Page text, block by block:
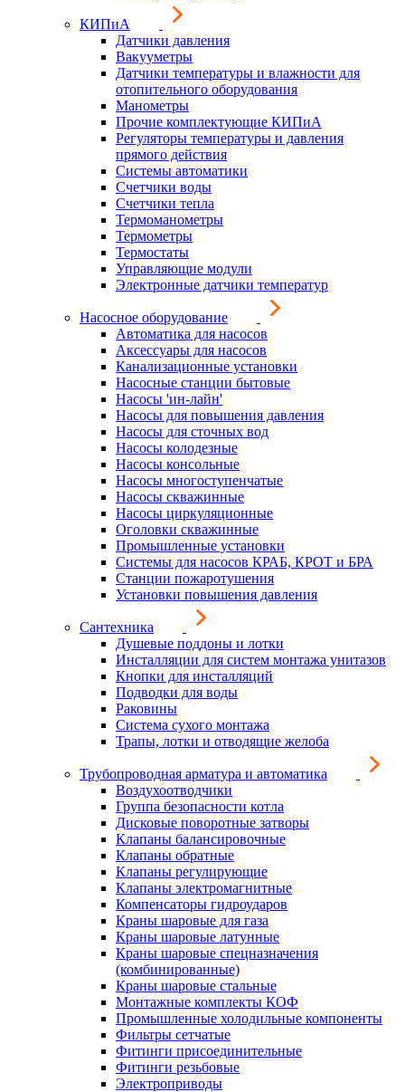
КИПиА
Датчики давления
Вакууметры
Датчики температуры и влажности для
отопительного оборудования
Манометры
Прочие комплектующие КИПиА
Регуляторы температуры и давления
прямого действия
Системы автоматики
Счетчики воды
Счетчики тепла
Термоманометры
Термометры
Термостаты
Управляющие модули
Электронные датчики температур
Насосное оборудование
Автоматика для насосов
Аксессуары для насосов
Канализационные установки
Насосные станции бытовые
Насосы 'ин-лайн'
Насосы для повышения давления
Насосы для сточных вод
Насосы колодезные
Насосы консольные
Насосы многоступенчатые
Насосы скважинные
Насосы циркуляционные
Оголовки скважинные
Промышленные установки
Системы для насосов КРАБ, КРОТ и БРА
Станции пожаротушения
Установки повышения давления
Сантехника
Душевые поддоны и лотки
Инсталляции для систем монтажа унитазов
Кнопки для инсталляций
Подводки для воды
Раковины
Система сухого монтажа
Трапы, лотки и отводящие желоба
Трубопроводная арматура и автоматика
Воздухоотводчики
Группа безопасности котла
Дисковые поворотные затворы
Клапаны балансировочные
Клапаны обратные
Клапаны регулирующие
Клапаны электромагнитные
Компенсаторы гидроударов
Краны шаровые для газа
Краны шаровые латунные
Краны шаровые спецназначения
(комбинированные)
Краны шаровые стальные
Монтажные комплекты КОФ
Промышленные холодильные компоненты
Фильтры сетчатые
Фитинги присоединительные
Фитинги резьбовые
Электроприводы